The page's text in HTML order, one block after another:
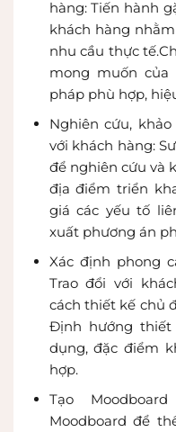
hàng: Tiến hành
khách hàng
nhu cầu thực
mong muốn
pháp phù hợp,
Nghiên cứu,
với khách hàng:
để nghiên cứu và
địa điểm triển
giá các yếu tố
xuất phương án
Xác định phong
Trao đổi với
cách thiết kế chủ
Định hướng
dụng, đặc điểm
hợp.
Tạo
Moodboard để